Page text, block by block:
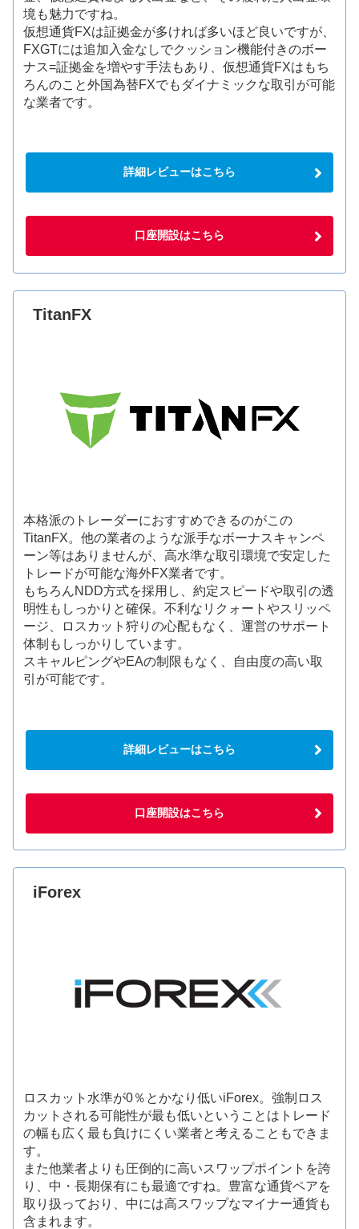
境も魅力ですね。
仮想通貨FXは証拠金が多ければ多いほど良いですが、
FXGTには追加入金なしでクッション機能付きのボー
ナス=証拠金を増やす手法もあり、仮想通貨FXはもち
ろんのこと外国為替FXでもダイナミックな取引が可能
な業者です。
詳細レビューはこちら
口座開設はこちら
TitanFX
本格派のトレーダーにおすすめできるのがこの
TitanFX。他の業者のような派手なボーナスキャンペ
ーン等はありませんが、高水準な取引環境で安定した
トレードが可能な海外FX業者です。
もちろんNDD方式を採用し、約定スピードや取引の透
明性もしっかりと確保。不利なリクォートやスリッペ
ージ、ロスカット狩りの心配もなく、運営のサポート
体制もしっかりしています。
スキャルピングやEAの制限もなく、自由度の高い取
引が可能です。
詳細レビューはこちら
口座開設はこちら
iForex
ロスカット水準が0％とかなり低いiForex。強制ロス
カットされる可能性が最も低いということはトレード
の幅も広く最も負けにくい業者と考えることもできま
す。
また他業者よりも圧倒的に高いスワップポイントを誇
り、中・長期保有にも最適ですね。豊富な通貨ペアを
取り扱っており、中には高スワップなマイナー通貨も
含まれます。